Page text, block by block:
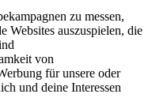
zu messen,
Websites auszuspielen, die
von
für unsere oder
und deine Interessen